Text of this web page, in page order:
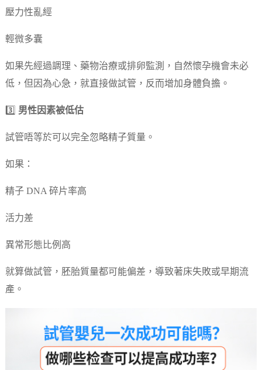
壓力性亂經
輕微多囊
如果先經過調理、藥物治療或排卵監測，自然懷孕機會未必
低，但因為心急，就直接做試管，反而增加身體負擔。
3️⃣ 男性因素被低估
試管唔等於可以完全忽略精子質量。
如果：
精子 DNA 碎片率高
活力差
異常形態比例高
就算做試管，胚胎質量都可能偏差，導致著床失敗或早期流
產。